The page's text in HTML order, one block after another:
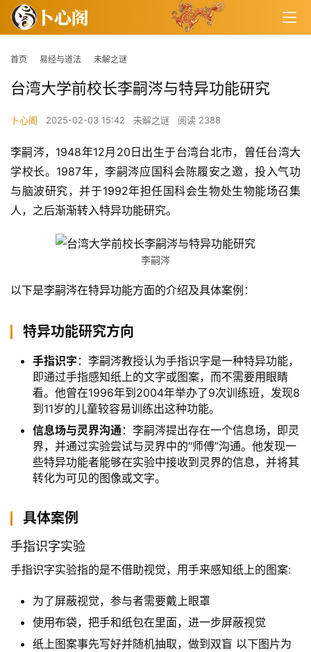
首页 易经与道法 未解之谜
台湾大学前校长李嗣涔与特异功能研究
卜心阁 2025-02-03 15:42 未解之谜 阅读 2388
李嗣涔，1948年12月20日出生于台湾台北市，曾任台湾大
学校长。1987年，李嗣涔应国科会陈履安之邀，投入气功
与脑波研究，并于1992年担任国科会生物处生物能场召集
人，之后渐渐转入特异功能研究。
李嗣涔
以下是李嗣涔在特异功能方面的介绍及具体案例：
特异功能研究方向
手指识字 ：李嗣涔教授认为手指识字是一种特异功能，
即通过手指感知纸上的文字或图案，而不需要用眼睛
看。他曾在1996年到2004年举办了9次训练班，发现8
到11岁的儿童较容易训练出这种功能。
信息场与灵界沟通：李嗣涔提出存在一个信息场，即灵
界，并通过实验尝试与灵界中的“师傅”沟通。他发现一
些特异功能者能够在实验中接收到灵界的信息，并将其
转化为可见的图像或文字。
具体案例
手指识字实验
手指识字实验指的是不借助视觉，用手来感知纸上的图案:
为了屏蔽视觉，参与者需要戴上眼罩
使用布袋，把手和纸包在里面，进一步屏蔽视觉
纸上图案事先写好并随机抽取，做到双盲 以下图片为